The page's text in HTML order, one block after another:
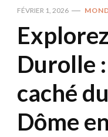
FÉVRIER 1, 2026
Durolle
caché
Dôme